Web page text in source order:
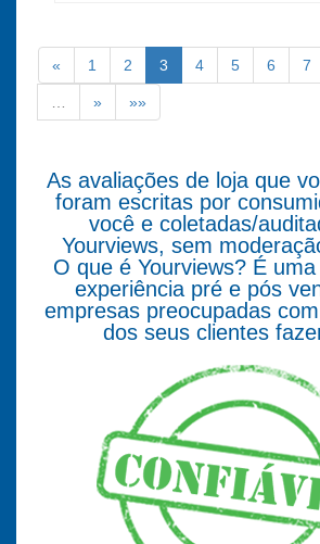
« 1 2 3 4 5 6 7
» »»
As avaliações de loja que
foram escritas por
você e coletadas/
Yourviews, sem
O que é Yourviews? É
experiência pré e pós
empresas preocupadas
dos seus clientes